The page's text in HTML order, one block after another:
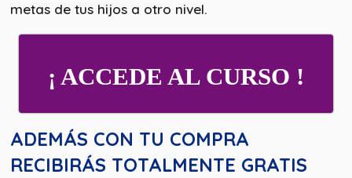
metas de tus hijos a otro nivel.
¡ ACCEDE AL CURSO !
ADEMÁS CON TU COMPRA
RECIBIRÁS TOTALMENTE GRATIS